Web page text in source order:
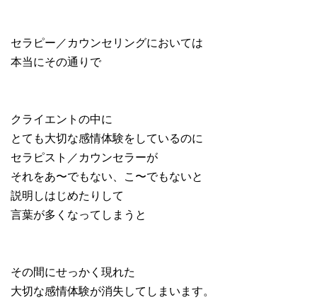
セラピー／カウンセリングにおいては
本当にその通りで
クライエントの中に
とても大切な感情体験をしているのに
セラピスト／カウンセラーが
それをあ〜でもない、こ〜でもないと
説明しはじめたりして
言葉が多くなってしまうと
その間にせっかく現れた
大切な感情体験が消失してしまいます。